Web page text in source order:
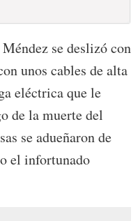
se deslizó con
unos cables de alta
eléctrica que le
de la muerte del
se adueñaron de
el infortunado